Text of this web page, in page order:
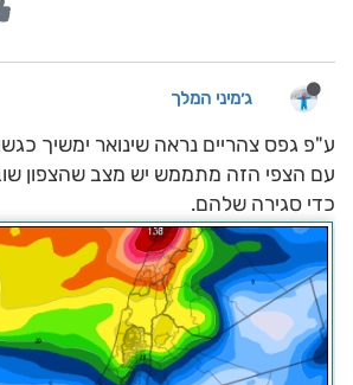
ג׳מיני המלך
ע"פ גפס צהריים נראה שינואר ימשיך
עם הצפי הזה מתממש יש מצב שהצפון
כדי סגירה שלהם.